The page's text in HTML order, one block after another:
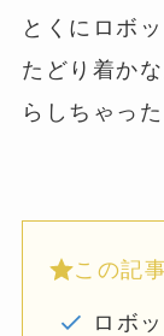
とくにロボ
たどり着か
らしちゃっ
この記
ロボ